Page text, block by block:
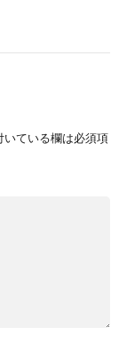
いている欄は必須項